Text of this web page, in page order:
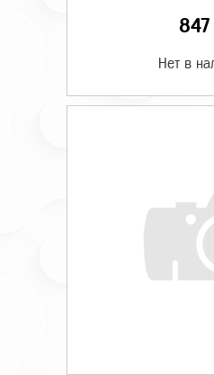
847
Нет в